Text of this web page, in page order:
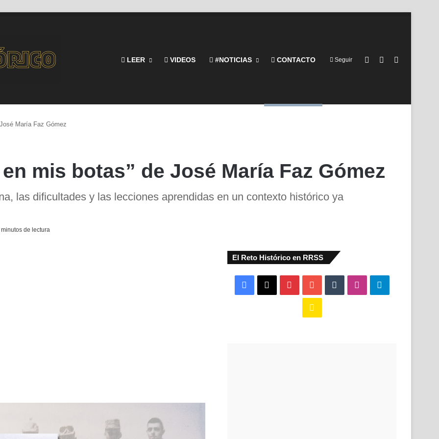
LEER VIDEOS #NOTICIAS CONTACTO Seguir Barra lateral
Switch skin
María Faz Gómez
mis botas” de José María Faz Gómez
las dificultades y las lecciones aprendidas en un contexto histórico ya
minutos de lectura
El Reto Histórico en RRSS
Facebook PinterestYouTubeTumblr Instagram